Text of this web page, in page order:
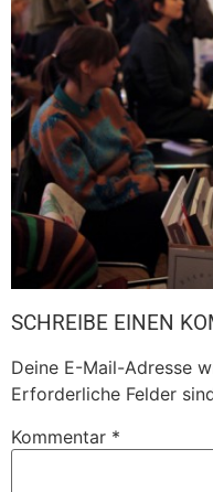
SCHREIBE EINEN
Deine E-Mail-Adresse
Erforderliche Felder
Kommentar *